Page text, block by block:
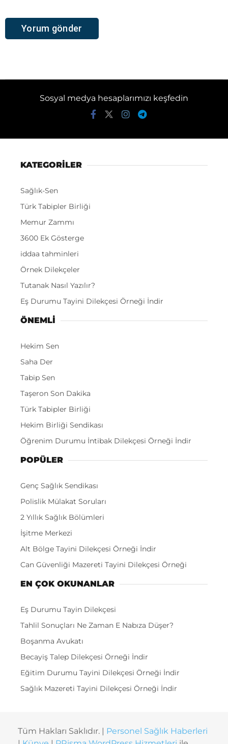
Sosyal medya hesaplarımızı keşfedin
KATEGORİLER
Sağlık-Sen
Türk Tabipler Birliği
Memur Zammı
3600 Ek Gösterge
iddaa tahminleri
Örnek Dilekçeler
Tutanak Nasıl Yazılır?
Eş Durumu Tayini Dilekçesi Örneği İndir
ÖNEMLI
Hekim Sen
Saha Der
Tabip Sen
Taşeron Son Dakika
Türk Tabipler Birliği
Hekim Birliği Sendikası
Öğrenim Durumu İntibak Dilekçesi Örneği İndir
POPÜLER
Genç Sağlık Sendikası
Polislik Mülakat Soruları
2 Yıllık Sağlık Bölümleri
İşitme Merkezi
Alt Bölge Tayini Dilekçesi Örneği İndir
Can Güvenliği Mazereti Tayini Dilekçesi Örneği
EN ÇOK OKUNANLAR
Eş Durumu Tayin Dilekçesi
Tahlil Sonuçları Ne Zaman E Nabıza Düşer?
Boşanma Avukatı
Becayiş Talep Dilekçesi Örneği İndir
Eğitim Durumu Tayini Dilekçesi Örneği İndir
Sağlık Mazereti Tayini Dilekçesi Örneği İndir
Tüm Hakları Saklıdır. | Personel Sağlık Haberleri